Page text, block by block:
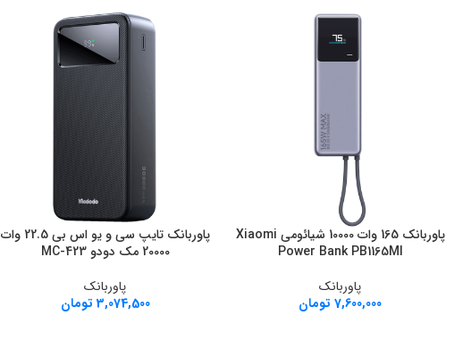
افزودن به سبد خرید
پاوربانک 165 وات 10000 شیائومی Xiaomi
Power Bank PB1165MI
پاوربانک
7,600,000 تومان
افزودن به سبد خرید
پاوربانک تایپ سی و یو اس بی 22.5 وات
20000 مک دودو MC-423
پاوربانک
3,074,500 تومان